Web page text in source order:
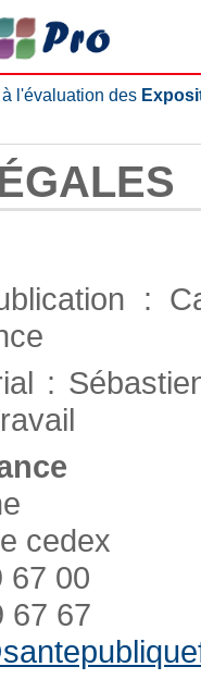
l'évaluation des
:
:
cedex
67 00
67 67